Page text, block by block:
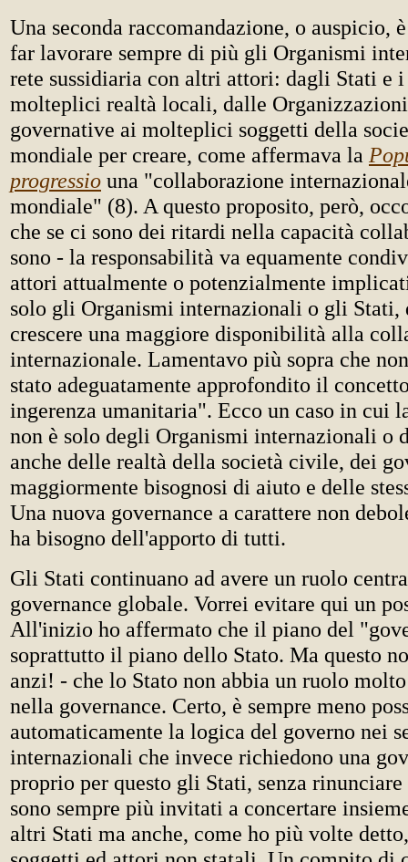
Una seconda raccomandazione, o auspicio,
far lavorare sempre di più gli Organismi
rete sussidiaria con altri attori: dagli Stati e
molteplici realtà locali, dalle
governative ai molteplici soggetti della
mondiale per creare, come affermava la
progressio una "collaborazione
mondiale" (8). A questo proposito, però,
che se ci sono dei ritardi nella capacità
sono - la responsabilità va equamente
attori attualmente o potenzialmente
solo gli Organismi internazionali o gli Stati,
crescere una maggiore disponibilità alla
internazionale. Lamentavo più sopra che
stato adeguatamente approfondito il
ingerenza umanitaria". Ecco un caso in cui
non è solo degli Organismi internazionali o
anche delle realtà della società civile, dei
maggiormente bisognosi di aiuto e delle
Una nuova governance a carattere non
ha bisogno dell'apporto di tutti.
Gli Stati continuano ad avere un ruolo
governance globale. Vorrei evitare qui un
All'inizio ho affermato che il piano del
soprattutto il piano dello Stato. Ma questo
anzi! - che lo Stato non abbia un ruolo
nella governance. Certo, è sempre meno
automaticamente la logica del governo nei
internazionali che invece richiedono una
proprio per questo gli Stati, senza rinunciare
sono sempre più invitati a concertare
altri Stati ma anche, come ho più volte